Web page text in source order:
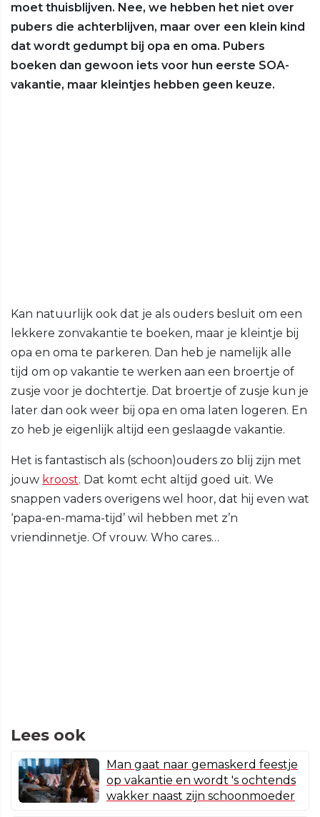
moet thuisblijven. Nee, we hebben het niet over
pubers die achterblijven, maar over een klein kind
dat wordt gedumpt bij opa en oma. Pubers
boeken dan gewoon iets voor hun eerste SOA-
vakantie, maar kleintjes hebben geen keuze.
Kan natuurlijk ook dat je als ouders besluit om een
lekkere zonvakantie te boeken, maar je kleintje bij
opa en oma te parkeren. Dan heb je namelijk alle
tijd om op vakantie te werken aan een broertje of
zusje voor je dochtertje. Dat broertje of zusje kun je
later dan ook weer bij opa en oma laten logeren. En
zo heb je eigenlijk altijd een geslaagde vakantie.
Het is fantastisch als (schoon)ouders zo blij zijn met
jouw kroost. Dat komt echt altijd goed uit. We
snappen vaders overigens wel hoor, dat hij even wat
‘papa-en-mama-tijd’ wil hebben met z’n
vriendinnetje. Of vrouw. Who cares…
Lees ook
Man gaat naar gemaskerd feestje
op vakantie en wordt 's ochtends
wakker naast zijn schoonmoeder